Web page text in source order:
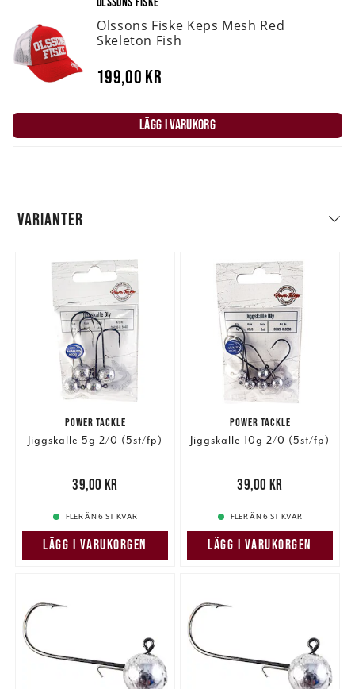
Olssons Fiske Keps Mesh Red
Skeleton Fish
199,00 kr
LÄGG I VARUKORG
VARIANTER
POWER TACKLE
Jiggskalle 5g 2/0 (5st/fp)
39,00 kr
39,00 kr
FLER ÄN 6 ST KVAR
LÄGG I VARUKORGEN
POWER TACKLE
Jiggskalle 10g 2/0 (5st/fp)
39,00 kr
39,00 kr
FLER ÄN 6 ST KVAR
LÄGG I VARUKORGEN